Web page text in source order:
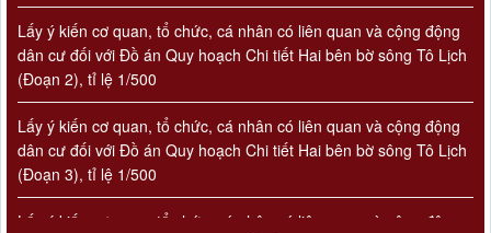
Lấy ý kiến cơ quan, tổ chức, cá nhân có liên quan và cộng động
dân cư đối với Đồ án Quy hoạch Chi tiết Hai bên bờ sông Tô Lịch
(Đoạn 2), tỉ lệ 1/500
Lấy ý kiến cơ quan, tổ chức, cá nhân có liên quan và cộng động
dân cư đối với Đồ án Quy hoạch Chi tiết Hai bên bờ sông Tô Lịch
(Đoạn 3), tỉ lệ 1/500
Lấy ý kiến cơ quan, tổ chức, cá nhân có liên quan và cộng động